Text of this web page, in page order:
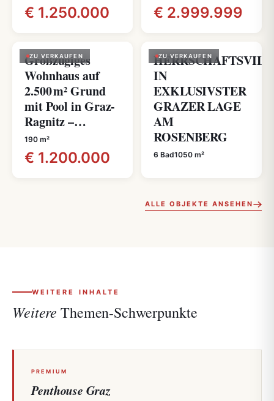
€ 1.250.000 € 2.999.999
ZU VERKAUFEN
Großzügiges
Wohnhaus auf
2.500 m² Grund
mit Pool in Graz-
Ragnitz –…
190 m²
€ 1.200.000
ZU VERKAUFEN
IN
EXKLUSIVSTER
GRAZER LAGE
AM
ROSENBERG
6 Bad1050 m²
ALLE OBJEKTE ANSEHEN
WEITERE INHALTE
WeitereThemen-Schwerpunkte
PREMIUM
Penthouse Graz